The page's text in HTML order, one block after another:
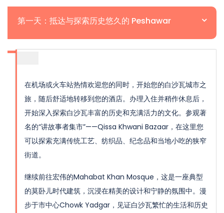
第一天：抵达与探索历史悠久的 Peshawar
在机场或火车站热情欢迎您的同时，开始您的白沙瓦城市之
旅，随后舒适地转移到您的酒店。办理入住并稍作休息后，
开始深入探索白沙瓦丰富的历史和充满活力的文化。参观著
名的“讲故事者集市”——Qissa Khwani Bazaar，在这里您
可以探索充满传统工艺、纺织品、纪念品和当地小吃的狭窄
街道。
继续前往宏伟的Mahabat Khan Mosque，这是一座典型
的莫卧儿时代建筑，沉浸在精美的设计和宁静的氛围中。漫
步于市中心Chowk Yadgar，见证白沙瓦繁忙的生活和历史